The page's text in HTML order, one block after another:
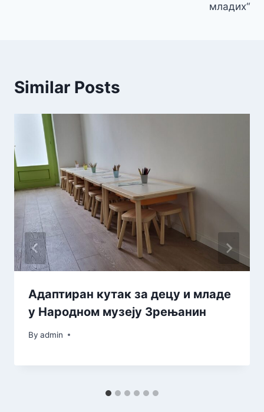
младих“
Similar Posts
Адаптиран кутак за децу и младе
у Народном музеју Зрењанин
By admin